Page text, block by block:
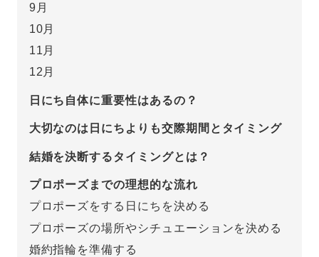
9月
10月
11月
12月
日にち自体に重要性はあるの？
大切なのは日にちよりも交際期間とタイミング
結婚を決断するタイミングとは？
プロポーズまでの理想的な流れ
プロポーズをする日にちを決める
プロポーズの場所やシチュエーションを決める
婚約指輪を準備する